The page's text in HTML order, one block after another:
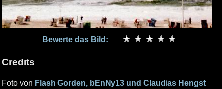
Bewerte das Bild:
Credits
Foto von Flash Gorden, bEnNy13 und Claudias Hengst